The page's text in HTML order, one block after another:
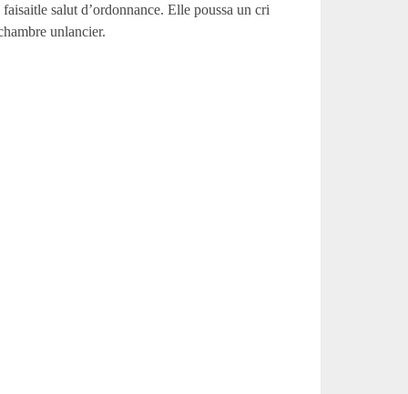
salut d’ordonnance. Elle poussa un cri
unlancier.